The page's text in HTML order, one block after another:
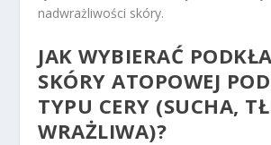
nadwrażliwości skóry.
JAK WYBIERAĆ
SKÓRY ATOPOWEJ
TYPU CERY (SUCHA,
WRAŻLIWA)?